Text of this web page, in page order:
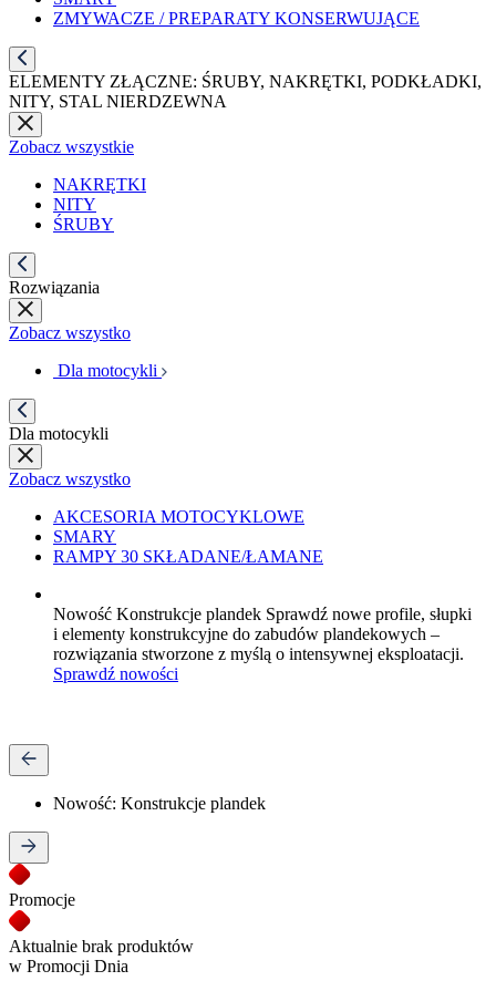
ZMYWACZE / PREPARATY KONSERWUJĄCE
ELEMENTY ZŁĄCZNE: ŚRUBY, NAKRĘTKI, PODKŁADKI,
NITY, STAL NIERDZEWNA
Zobacz wszystkie
NAKRĘTKI
NITY
ŚRUBY
Rozwiązania
Zobacz wszystko
Dla motocykli
Dla motocykli
Zobacz wszystko
AKCESORIA MOTOCYKLOWE
SMARY
RAMPY 30 SKŁADANE/ŁAMANE
Nowość Konstrukcje plandek Sprawdź nowe profile, słupki
i elementy konstrukcyjne do zabudów plandekowych –
rozwiązania stworzone z myślą o intensywnej eksploatacji.
Sprawdź nowości
Nowość: Konstrukcje plandek
Promocje
Aktualnie brak produktów
w Promocji Dnia